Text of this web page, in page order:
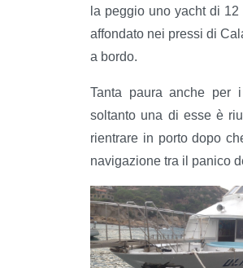
la peggio uno yacht di
affondato nei pressi di
a bordo.
Tanta paura anche per
soltanto una di esse è
rientrare in porto dopo
navigazione tra il panico